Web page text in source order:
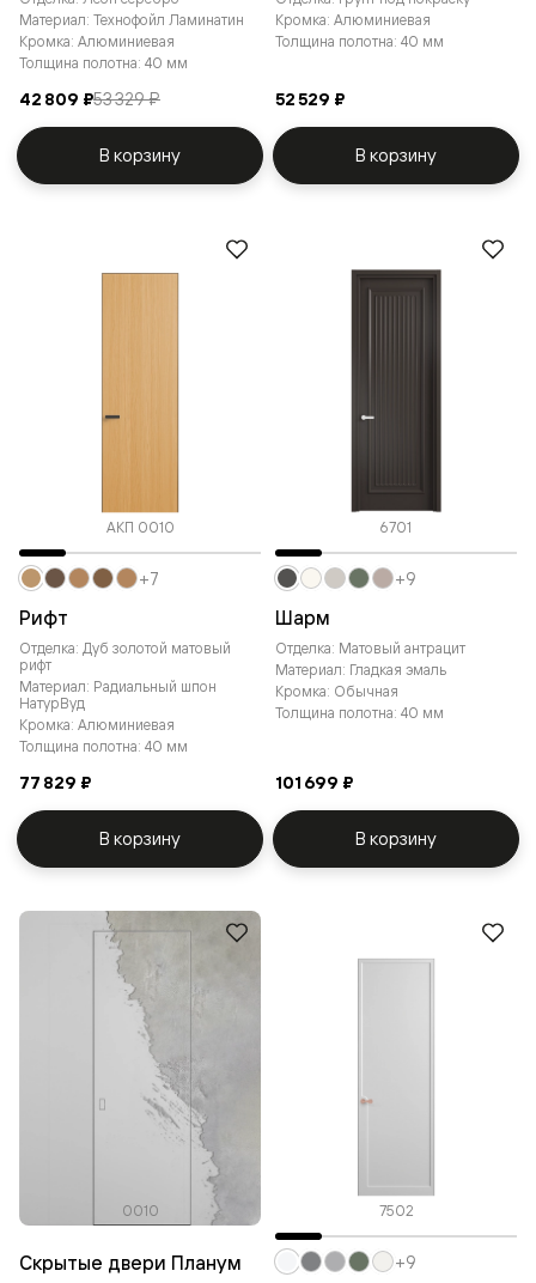
Материал: Технофойл Ламинатин
Кромка: Алюминиевая
Толщина полотна: 40 мм
42 809 ₽53 329 ₽
В корзину
Кромка: Алюминиевая
Толщина полотна: 40 мм
52 529 ₽
В корзину
АКП 0010
Рифт
Отделка: Дуб золотой матовый
рифт
Материал: Радиальный шпон
НатурВуд
Кромка: Алюминиевая
Толщина полотна: 40 мм
77 829 ₽
+7
В корзину
6701
Шарм
Отделка: Матовый антрацит
Материал: Гладкая эмаль
Кромка: Обычная
Толщина полотна: 40 мм
101 699 ₽
+9
В корзину
0010
Скрытые двери Планум
7502
+9